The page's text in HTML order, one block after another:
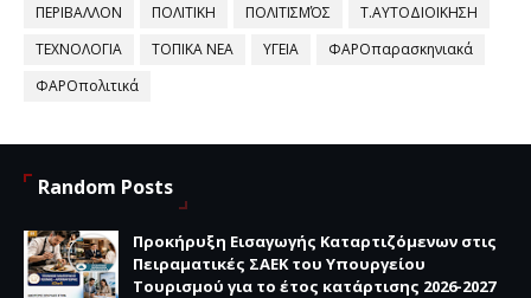
ΠΕΡΙΒΑΛΛΟΝ
ΠΟΛΙΤΙΚΗ ΠΟΛΙΤΙΣΜΌΣ
Τ.ΑΥΤΟΔΙΟΙΚΗΣΗ
ΤΕΧΝΟΛΟΓΙΑ
ΤΟΠΙΚΑ ΝΕΑ ΥΓΕΙΑ
ΦΑΡΟπαρασκηνιακά
ΦΑΡΟπολιτικά
Random Posts
Προκήρυξη Εισαγωγής Καταρτιζόμενων στις
Πειραματικές ΣΑΕΚ του Υπουργείου
Τουρισμού για το έτος κατάρτισης 2026-2027